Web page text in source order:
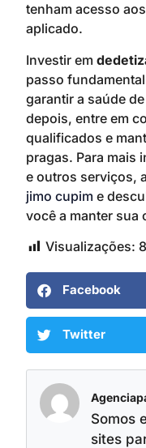
tenham acesso
aplicado.
Investir em
passo
garantir a saúde
depois, entre em
qualificados e
pragas. Para mais
e outros serviços,
jimo cupim e
você a manter sua
Visualizações:
Facebook
Twitter
Somos
sites